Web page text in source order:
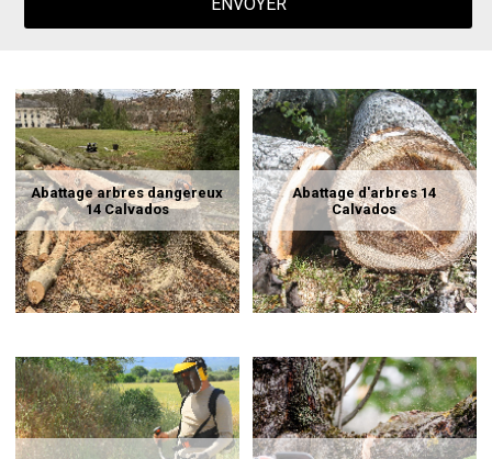
Abattage arbres dangereux
14 Calvados
Abattage d'arbres 14
Calvados